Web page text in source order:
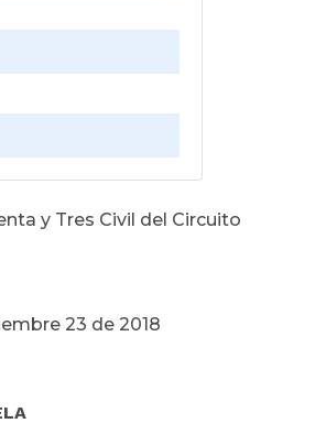
y Tres Civil del Circuito
23 de 2018